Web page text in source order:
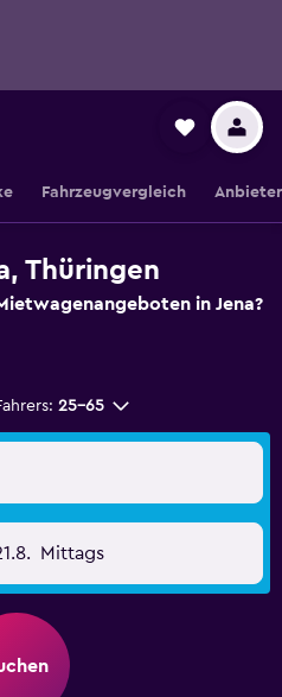
Fahrzeugvergleich
Thüringen
in Jena?
25-65
Mittags